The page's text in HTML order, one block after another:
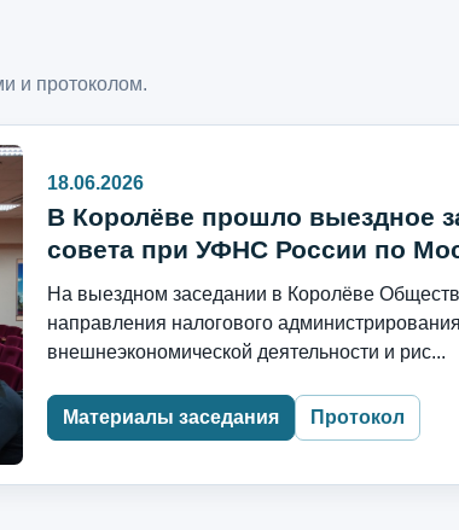
и протоколом.
18.06.2026
В Королёве прошло выездное
совета при УФНС России по
На выездном заседании в Королёве
направления налогового
внешнеэкономической деятельности и рис...
Материалы заседания Протокол